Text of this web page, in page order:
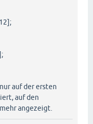
auf der ersten
auf den
angezeigt.